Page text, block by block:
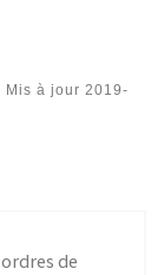
Mis à jour 2019-
de